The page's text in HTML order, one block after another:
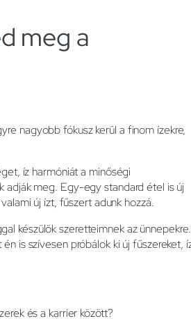
meg a
nagyobb fókusz kerül a finom ízekre,
íz harmóniát a minőségi
adják meg. Egy-egy standard étel is új
új ízt, fűszert adunk hozzá.
készülök szeretteimnek az ünnepekre.
is szívesen próbálok ki új fűszereket,
és a karrier között?